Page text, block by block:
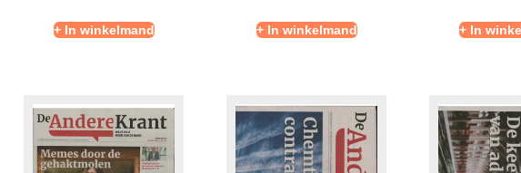
+ In winkelmand + In winkelmand + In